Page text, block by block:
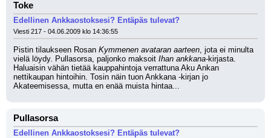
Toke
Edellinen Ankkaostoksesi? Entäpäs tulevat?
Viesti 217 - 04.06.2009 klo 14:36:55
Pistin tilaukseen Rosan Kymmenen avataran aarteen, jota ei minulta
vielä löydy. Pullasorsa, paljonko maksoit Ihan ankkana-kirjasta.
Haluaisin vähän tietää kauppahintoja verrattuna Aku Ankan
nettikaupan hintoihin. Tosin näin tuon Ankkana -kirjan jo
Akateemisessa, mutta en enää muista hintaa...
Pullasorsa
Edellinen Ankkaostoksesi? Entäpäs tulevat?